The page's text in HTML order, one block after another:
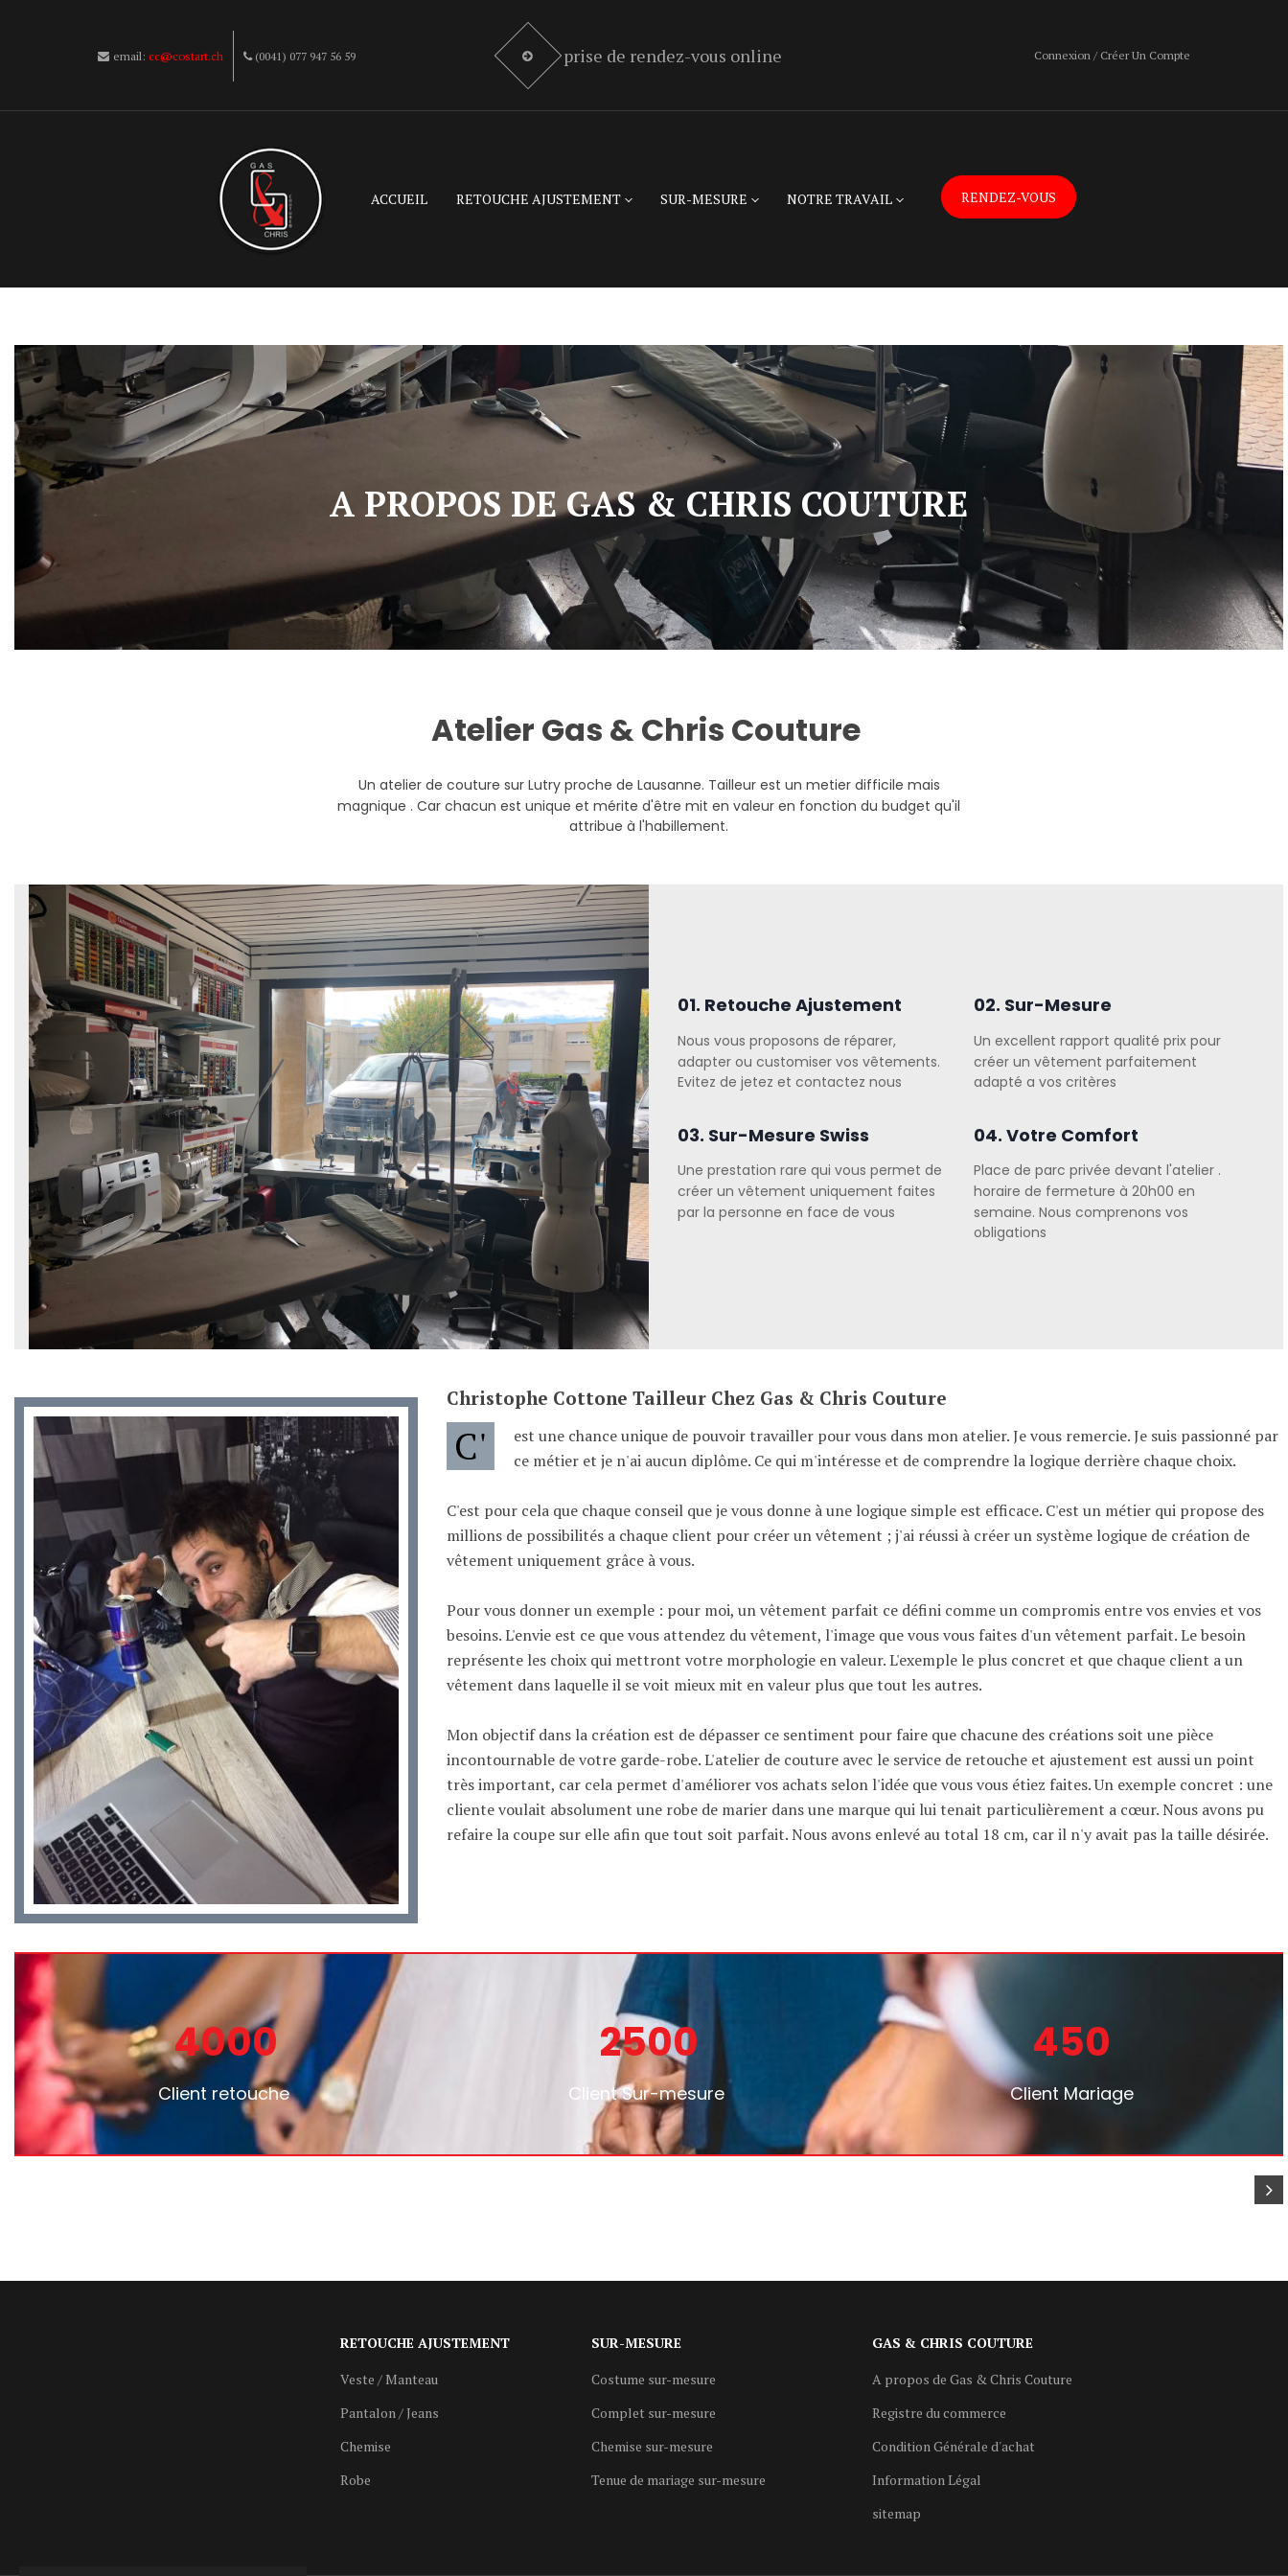
email: cc@costart.ch (0041) 077 947 56 59 prise de rendez-vous online Connexion / Créer Un Compte
ACCUEIL RETOUCHE AJUSTEMENT SUR-MESURE NOTRE TRAVAIL RENDEZ-VOUS
A PROPOS DE GAS & CHRIS COUTURE
Atelier Gas & Chris Couture
Un atelier de couture sur Lutry proche de Lausanne. Tailleur est un metier difficile mais
magnique . Car chacun est unique et mérite d'être mit en valeur en fonction du budget qu'il
attribue à l'habillement.
01. Retouche Ajustement
Nous vous proposons de réparer,
adapter ou customiser vos vêtements.
Evitez de jetez et contactez nous
02. Sur-Mesure
Un excellent rapport qualité prix pour
créer un vêtement parfaitement
adapté a vos critères
03. Sur-Mesure Swiss
Une prestation rare qui vous permet de
créer un vêtement uniquement faites
par la personne en face de vous
04. Votre Comfort
Place de parc privée devant l'atelier .
horaire de fermeture à 20h00 en
semaine. Nous comprenons vos
obligations
Christophe Cottone Tailleur Chez Gas & Chris Couture
C'
est une chance unique de pouvoir travailler pour vous dans mon atelier. Je vous remercie. Je suis passionné par
ce métier et je n'ai aucun diplôme. Ce qui m'intéresse et de comprendre la logique derrière chaque choix.
C'est pour cela que chaque conseil que je vous donne à une logique simple est efficace. C'est un métier qui propose des
millions de possibilités a chaque client pour créer un vêtement ; j'ai réussi à créer un système logique de création de
vêtement uniquement grâce à vous.
Pour vous donner un exemple : pour moi, un vêtement parfait ce défini comme un compromis entre vos envies et vos
besoins. L'envie est ce que vous attendez du vêtement, l'image que vous vous faites d'un vêtement parfait. Le besoin
représente les choix qui mettront votre morphologie en valeur. L'exemple le plus concret et que chaque client a un
vêtement dans laquelle il se voit mieux mit en valeur plus que tout les autres.
Mon objectif dans la création est de dépasser ce sentiment pour faire que chacune des créations soit une pièce
incontournable de votre garde-robe. L'atelier de couture avec le service de retouche et ajustement est aussi un point
très important, car cela permet d'améliorer vos achats selon l'idée que vous vous étiez faites. Un exemple concret : une
cliente voulait absolument une robe de marier dans une marque qui lui tenait particulièrement a cœur. Nous avons pu
refaire la coupe sur elle afin que tout soit parfait. Nous avons enlevé au total 18 cm, car il n'y avait pas la taille désirée.
4000
Client retouche
2500
Client Sur-mesure
450
Client Mariage
RETOUCHE AJUSTEMENT
Veste / Manteau
Pantalon / Jeans
Chemise
Robe
SUR-MESURE
Costume sur-mesure
Complet sur-mesure
Chemise sur-mesure
Tenue de mariage sur-mesure
GAS & CHRIS COUTURE
A propos de Gas & Chris Couture
Registre du commerce
Condition Générale d'achat
Information Légal
sitemap